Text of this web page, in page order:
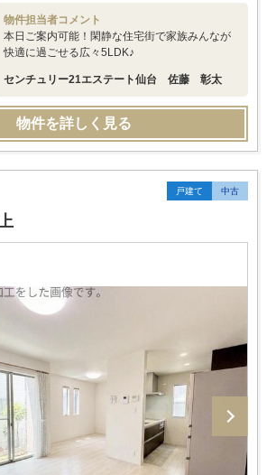
物件担当者コメント
本日ご案内可能！閑静な住宅街で家族みんなが
快適に過ごせる広々5LDK♪
センチュリー21エステート仙台 佐藤 彰太
物件を詳しく見る
戸建て 中古